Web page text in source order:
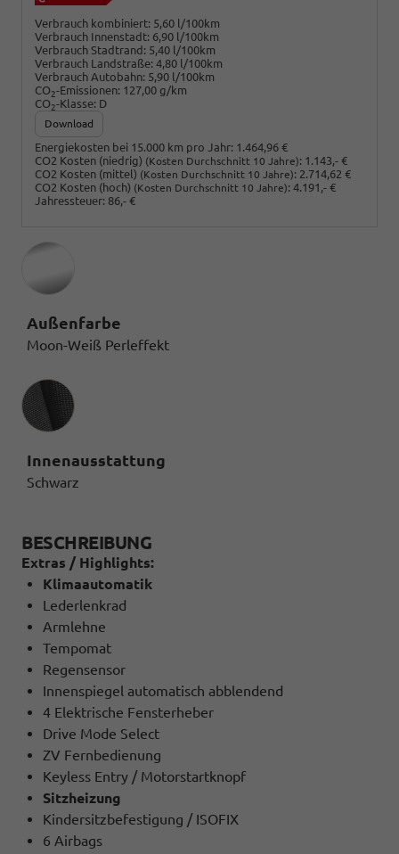
Verbrauch kombiniert: 5,60 l/100km
Verbrauch Innenstadt: 6,90 l/100km
Verbrauch Stadtrand: 5,40 l/100km
Verbrauch Landstraße: 4,80 l/100km
Verbrauch Autobahn: 5,90 l/100km
CO2-Emissionen: 127,00 g/km
CO2-Klasse: D
Download
Energiekosten bei 15.000 km pro Jahr: 1.464,96 €
CO2 Kosten (niedrig) (Kosten Durchschnitt 10 Jahre): 1.143,- €
CO2 Kosten (mittel) (Kosten Durchschnitt 10 Jahre): 2.714,62 €
CO2 Kosten (hoch) (Kosten Durchschnitt 10 Jahre): 4.191,- €
Jahressteuer: 86,- €
Außenfarbe
Moon-Weiß Perleffekt
Innenausstattung
Innenausstattung
Schwarz
BESCHREIBUNG
Extras / Highlights:
Klimaautomatik
Lederlenkrad
Armlehne
Tempomat
Regensensor
Innenspiegel automatisch abblendend
4 Elektrische Fensterheber
Drive Mode Select
ZV Fernbedienung
Keyless Entry / Motorstartknopf
Sitzheizung
Kindersitzbefestigung / ISOFIX
6 Airbags